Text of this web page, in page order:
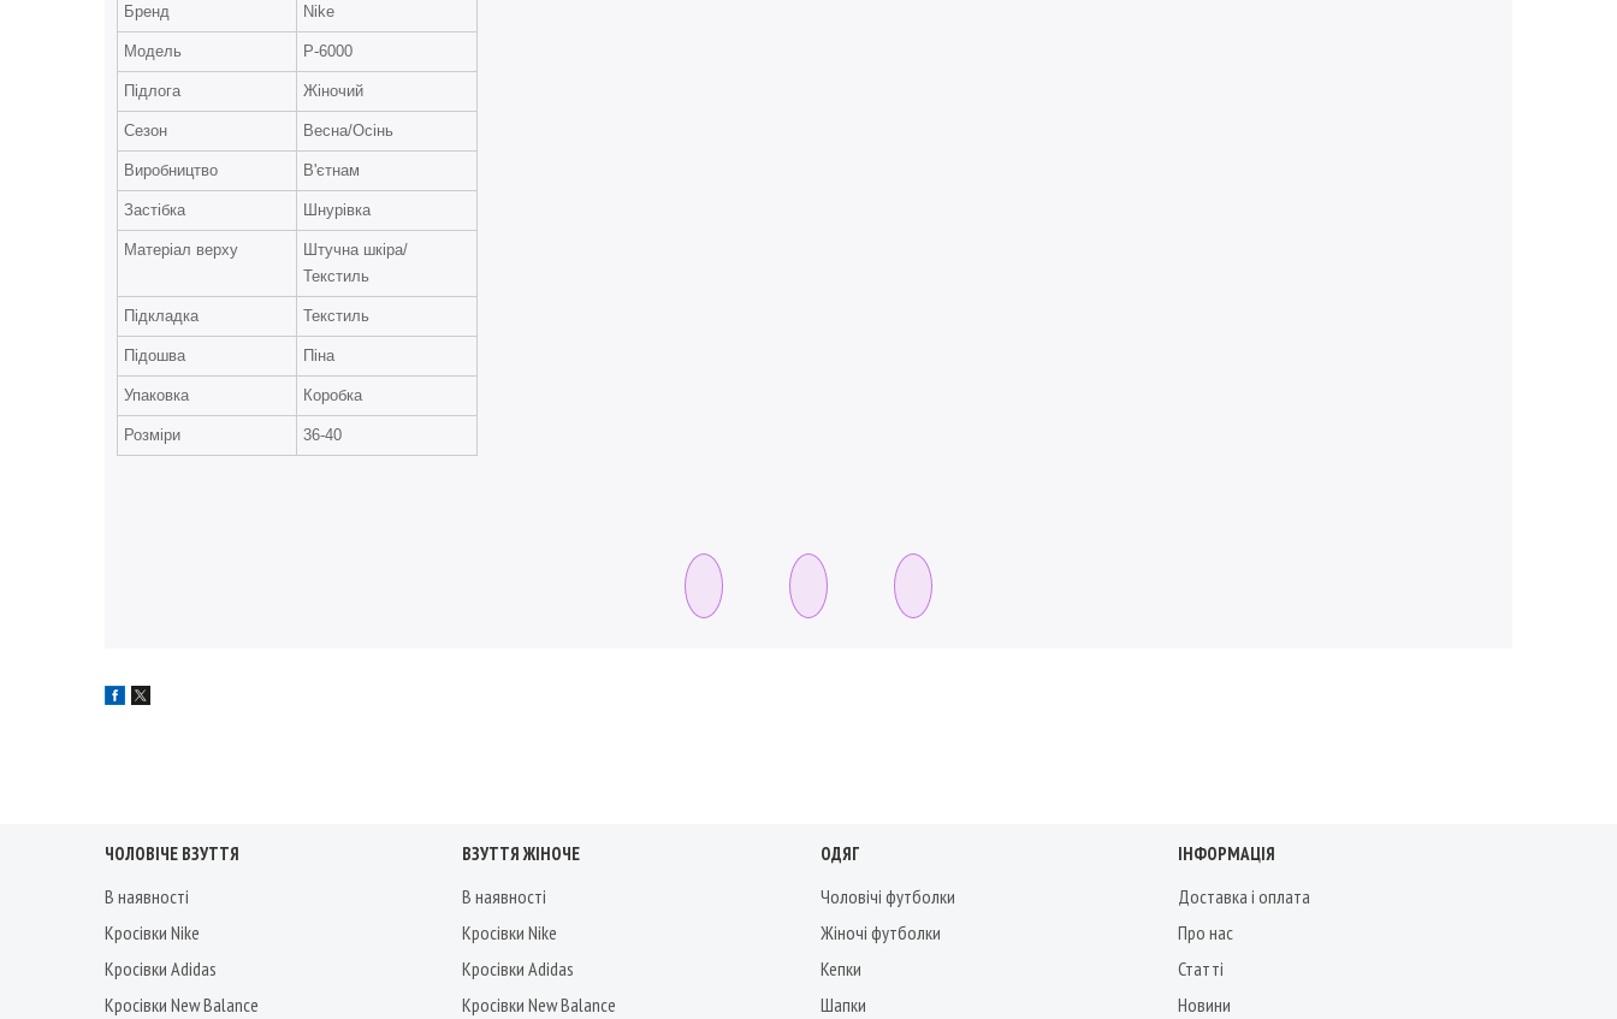
Бренд Nike
Модель P-6000
Підлога Жіночий
Сезон Весна/Осінь
Виробництво В'єтнам
Застібка Шнурівка
Матеріал верху
Штучна шкіра/
Текстиль
Підкладка Текстиль
Підошва Піна
Упаковка Коробка
Розміри 36-40
ЧОЛОВІЧЕ ВЗУТТЯ
В наявності
Кросівки Nike
Кросівки Adidas
Кросівки New Balance
ВЗУТТЯ ЖІНОЧЕ
В наявності
Кросівки Nike
Кросівки Adidas
Кросівки New Balance
ОДЯГ
Чоловічі футболки
Жіночі футболки
Кепки
Шапки
ІНФОРМАЦІЯ
Доставка і оплата
Про нас
Статті
Новини